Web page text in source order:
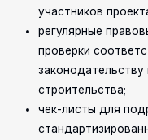
участников
регулярные
проверки
строительства;
чек-листы для